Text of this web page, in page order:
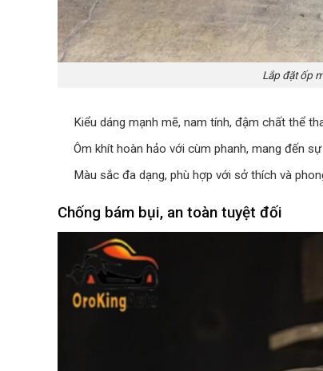
Lắp đặt ốp
Kiểu dáng mạnh mẽ, nam tính, đậm chất thể
Ôm khít hoàn hảo với cùm phanh, mang đến
Màu sắc đa dạng, phù hợp với sở thích và
Chống bám bụi, an toàn tuyệt đối